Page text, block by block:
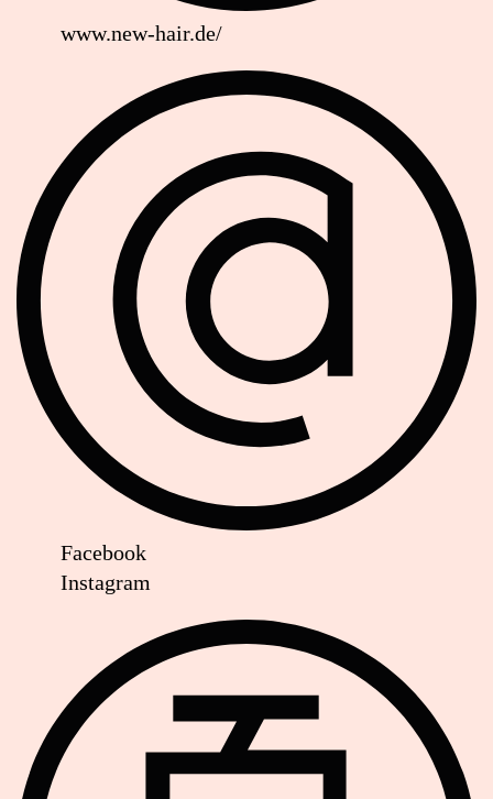
www.new-hair.de/
Soziale Netzwerke
Facebook
Instagram
Strassenbahn Haltestelle